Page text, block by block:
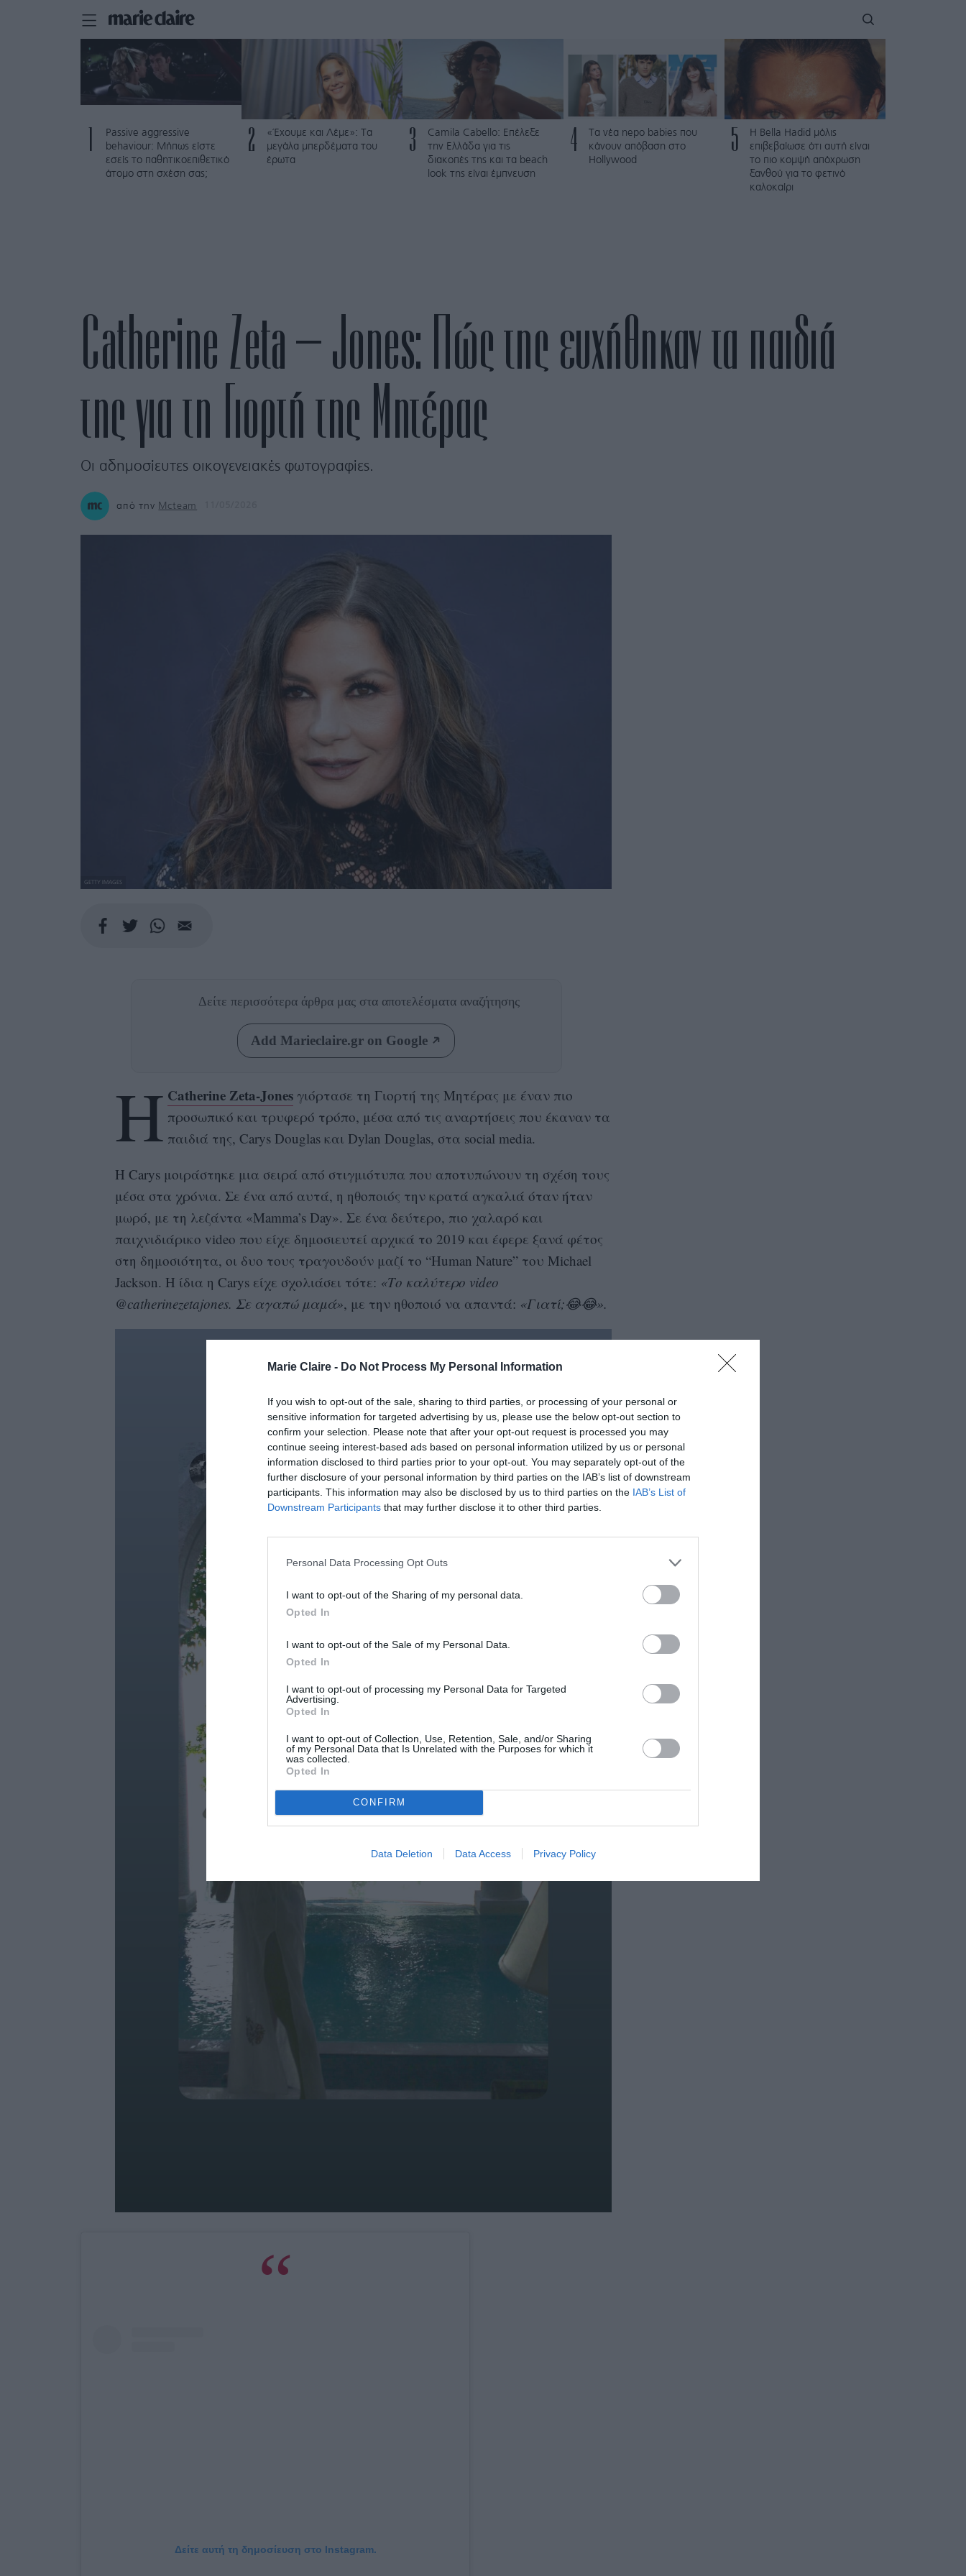
Marie Claire - Do Not Process My Personal Information
If you wish to opt-out of the sale, sharing to third parties, or processing of your personal or
sensitive information for targeted advertising by us, please use the below opt-out section to
confirm your selection. Please note that after your opt-out request is processed you may
continue seeing interest-based ads based on personal information utilized by us or personal
information disclosed to third parties prior to your opt-out. You may separately opt-out of the
further disclosure of your personal information by third parties on the IAB’s list of downstream
participants. This information may also be disclosed by us to third parties on the IAB’s List of
Downstream Participants that may further disclose it to other third parties.
Personal Data Processing Opt Outs
I want to opt-out of the Sharing of my personal data.
Opted In
I want to opt-out of the Sale of my Personal Data.
Opted In
I want to opt-out of processing my Personal Data for Targeted
Advertising.
Opted In
I want to opt-out of Collection, Use, Retention, Sale, and/or Sharing
of my Personal Data that Is Unrelated with the Purposes for which it
was collected.
Opted In
CONFIRM
Data Deletion Data Access Privacy Policy
Passive aggressive
behaviour: Μήπως είστε
εσείς το παθητικοεπιθετικό
άτομο στη σχέση σας;
2
«Έχουμε και Λέμε»: Τα
μεγάλα μπερδέματα του
έρωτα
3
Camila Cabello: Επέλεξε
την Ελλάδα για τις
διακοπές της και τα beach
look της είναι έμπνευση
4
Τα νέα nepo babies που
κάνουν απόβαση στο
Hollywood
5
Η Bella Hadid μόλις
επιβεβαίωσε ότι αυτή είναι
το πιο κομψή απόχρωση
ξανθού για το φετινό
καλοκαίρι
Catherine Zeta – Jones: Πώς της ευχήθηκαν τα παιδιά
της για τη Γιορτή της Μητέρας
Οι αδημοσίευτες οικογενειακές φωτογραφίες.
από την Mcteam
GETTY IMAGES
Δείτε περισσότερα άρθρα μας στα αποτελέσματα αναζήτησης
Add Marieclaire.gr on Google
Η Catherine Zeta-Jones γιόρτασε τη Γιορτή της Μητέρας με έναν πιο
προσωπικό και τρυφερό τρόπο, μέσα από τις αναρτήσεις που έκαναν τα
παιδιά της, Carys Douglas και Dylan Douglas, στα social media.
Η Carys μοιράστηκε μια σειρά από στιγμιότυπα που αποτυπώνουν τη σχέση τους
μέσα στα χρόνια. Σε ένα από αυτά, η ηθοποιός την κρατά αγκαλιά όταν ήταν
μωρό, με τη λεζάντα «Mamma’s Day». Σε ένα δεύτερο, πιο χαλαρό και
παιχνιδιάρικο video που είχε δημοσιευτεί αρχικά το 2019 και έφερε ξανά φέτος
στη δημοσιότητα, οι δυο τους τραγουδούν μαζί το “Human Nature” του Michael
Jackson. Η ίδια η Carys είχε σχολιάσει τότε: «Το καλύτερο video
@catherinezetajones. Σε αγαπώ μαμά», με την ηθοποιό να απαντά: «Γιατί;😂😂».
Δείτε αυτή τη δημοσίευση στο Instagram.